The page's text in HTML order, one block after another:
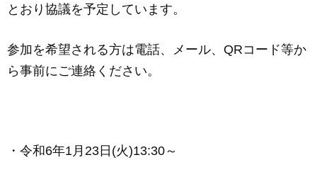
とおり協議を予定しています。
参加を希望される方は電話、メール、QRコード等か
ら事前にご連絡ください。
・令和6年1月23日(火)13:30～